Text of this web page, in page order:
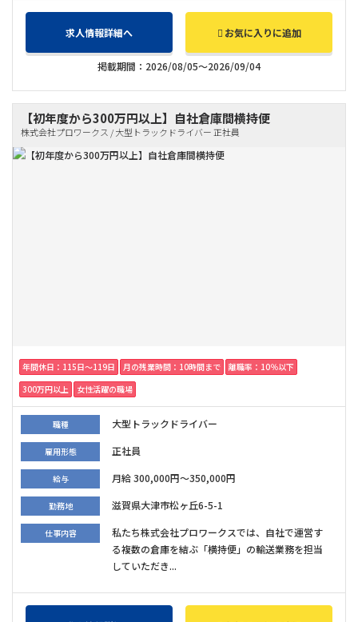
求人情報詳細へ お気に入りに追加
掲載期間：2026/08/05～2026/09/04
【初年度から300万円以上】自社倉庫間横持便
株式会社プロワークス / 大型トラックドライバー 正社員
年間休日：115日〜119日 月の残業時間：10時間まで
離職率：10％以下
300万円以上
女性活躍の職場
職種 大型トラックドライバー
雇用形態 正社員
給与 月給 300,000円～350,000円
勤務地 滋賀県大津市松ヶ丘6-5-1
仕事内容
私たち株式会社プロワークスでは、自社で運営す
る複数の倉庫を結ぶ「横持便」の輸送業務を担当
していただき...